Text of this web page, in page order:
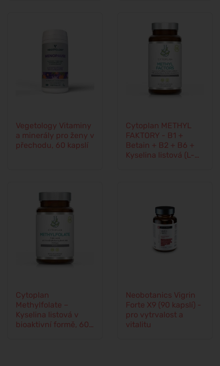
Vegetology Vitaminy
a minerály pro ženy v
přechodu, 60 kapslí
Cytoplan METHYL
FAKTORY - B1 +
Betain + B2 + B6 +
Kyselina listová (L-
Cytoplan
Methylfolate –
Kyselina listová v
bioaktivní formě, 60
Neobotanics Vigrin
Forte X9 (90 kapslí) -
pro vytrvalost a
vitalitu